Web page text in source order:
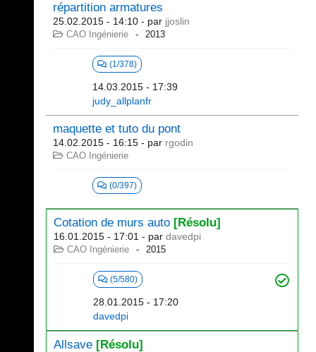
répartition armatures
25.02.2015 - 14:10 - par jjoslin
CAO Ingénierie 2013
(1/378)
14.03.2015 - 17:39
judy_allplanfr
maquette et tuto du pont
14.02.2015 - 16:15 - par rgodin
CAO Ingénierie
(0/397)
Cotation de murs auto [Résolu]
16.01.2015 - 17:01 - par davedpi
CAO Ingénierie 2015
(5/580)
28.01.2015 - 17:20
davedpi
Allsave [Résolu]